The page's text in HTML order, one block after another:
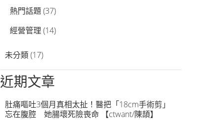
熱門話題(37)
經營管理 (14)
未分類(17)
近期文章
肚痛嘔吐3個月真相太扯！醫把「18cm手術剪」
忘在腹腔 她腸壞死險喪命 【ctwant/陳頡】